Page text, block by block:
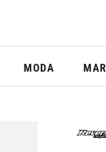
MODA